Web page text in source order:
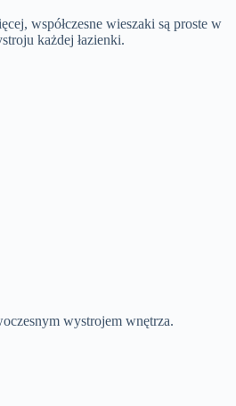
współczesne wieszaki są proste w
każdej łazienki.
wystrojem wnętrza.